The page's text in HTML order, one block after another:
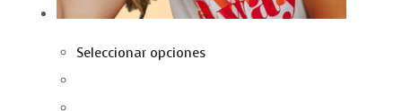
Seleccionar opciones